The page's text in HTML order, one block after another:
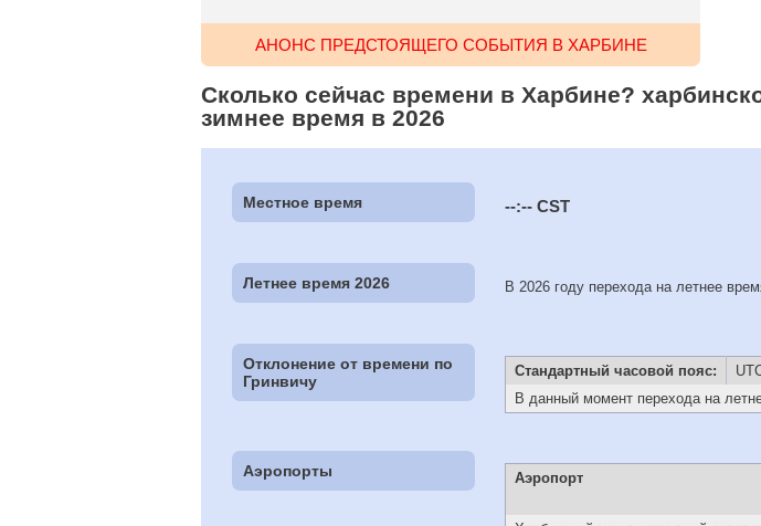
АНОНС ПРЕДСТОЯЩЕГО СОБЫТИЯ В ХАРБИНЕ
Сколько сейчас времени в Харбине?
зимнее время в 2026
Местное время --:-- CST
Летнее время 2026 В 2026 году перехода на летнее
Отклонение от времени по
Гринвичу
Стандартный часовой пояс:
В данный момент перехода на
Аэропорты Аэропорт